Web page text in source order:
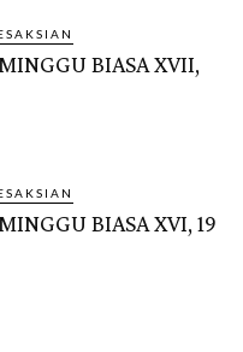
BIASA XVII,
BIASA XVI, 19